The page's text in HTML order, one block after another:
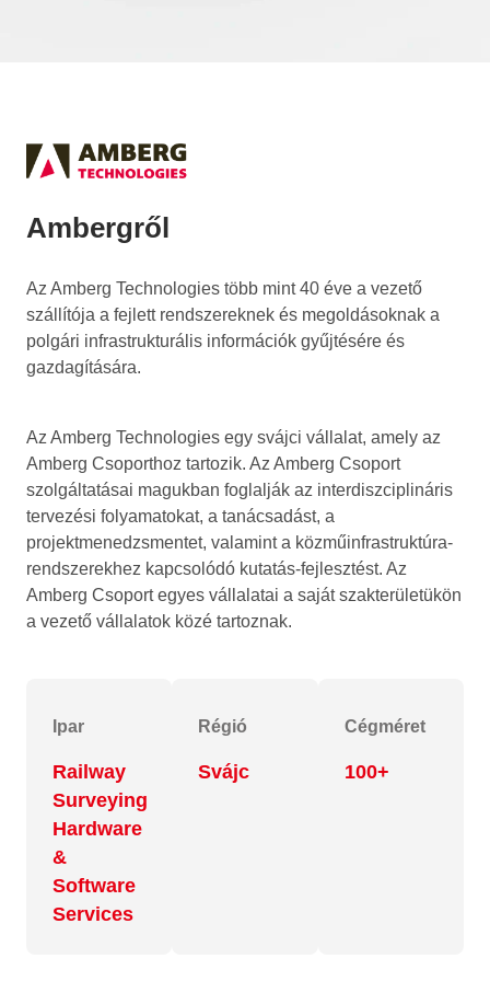
Ambergről
Az Amberg Technologies több mint 40 éve a vezető
szállítója a fejlett rendszereknek és megoldásoknak a
polgári infrastrukturális információk gyűjtésére és
gazdagítására.
Az Amberg Technologies egy svájci vállalat, amely az
Amberg Csoporthoz tartozik. Az Amberg Csoport
szolgáltatásai magukban foglalják az interdiszciplináris
tervezési folyamatokat, a tanácsadást, a
projektmenedzsmentet, valamint a közműinfrastruktúra-
rendszerekhez kapcsolódó kutatás-fejlesztést. Az
Amberg Csoport egyes vállalatai a saját szakterületükön
a vezető vállalatok közé tartoznak.
Ipar
Railway
Surveying
Hardware
&
Software
Services
Régió
Svájc
Cégméret
100+